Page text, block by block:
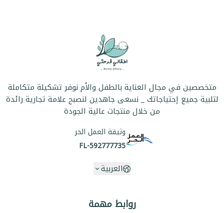
روابط مهمة
متخصصين في مجال العناية بالطفل والأم نوفر تشكيلة متكاملة
لتلبية جميع إحتياجاتك _ نسعى جاهدين لنصبح علامة تجارية رائدة
من خلال منتجات عالية الجودة
وثيقة العمل الحر
FL-592777735
العربية